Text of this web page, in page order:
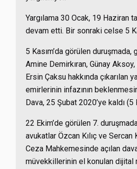
Yargılama 30 Ocak, 19 Haziran
devam etti. Bir sonraki celse 5
5 Kasım’da görülen
Amine Demirkıran, Günay
Ersin Çaksu hakkında çıkarılan
emirlerinin infazının
Dava, 25 Şubat 2020’ye kaldı (5
22 Ekim’de görülen 7.
avukatlar Özcan Kılıç ve Sercan
Ceza Mahkemesinde açılan
müvekkillerinin el konulan dijital